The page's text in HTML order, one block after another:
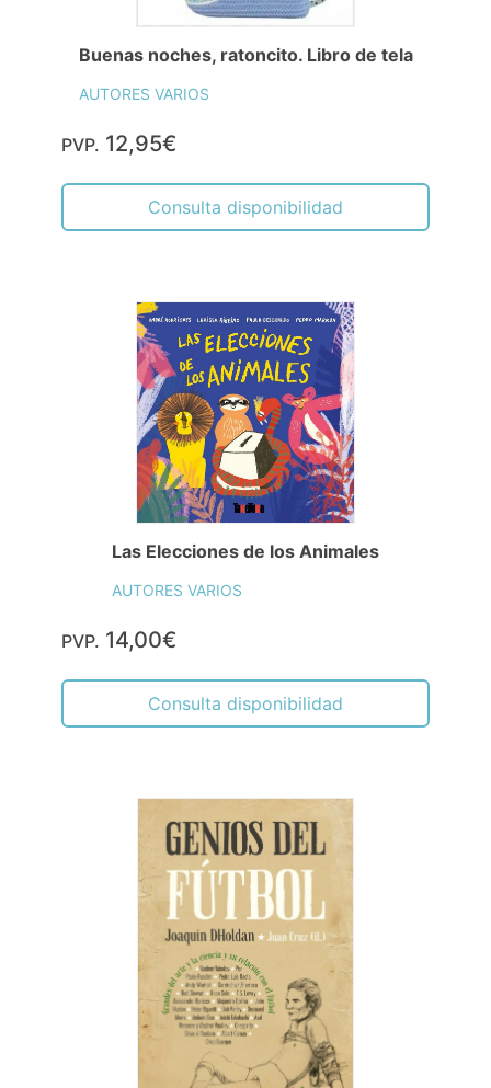
Buenas noches, ratoncito. Libro de tela
AUTORES VARIOS
PVP. 12,95€
Consulta disponibilidad
Las Elecciones de los Animales
AUTORES VARIOS
PVP. 14,00€
Consulta disponibilidad